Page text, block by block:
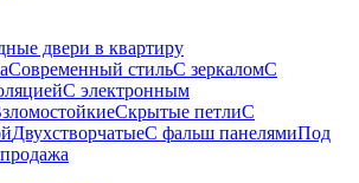
двери в квартиру
Современный стильС зеркаломС
С электронным
Скрытые петлиС
ДвухстворчатыеС фальш панелямиПод